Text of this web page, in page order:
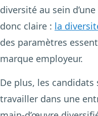
diversité au sein
donc claire : la
des paramètres
marque employeur.
De plus, les
travailler dans une